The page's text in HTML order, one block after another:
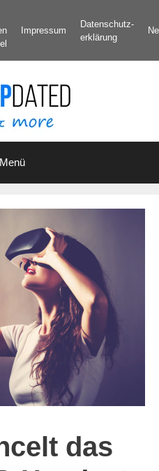
Impressum
Datenschutz­
erklärung
Menü
das